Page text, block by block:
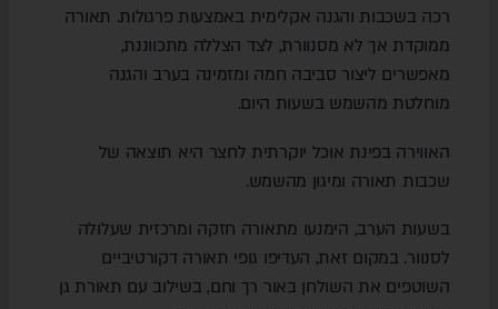
רכה בשכבות והגנה אקלימית באמצעות פרגולות. תאורה
ממוקדת אך לא מסנוורת, לצד הצללה מתכווננת,
מאפשרים ליצור סביבה חמה ומזמינה בערב והגנה
מוחלטת מהשמש בשעות היום.
האווירה בפינת אוכל יוקרתית לחצר היא תוצאה של
שכבות תאורה ומיגון מהשמש.
בשעות הערב, הימנעו מתאורה חזקה ומרכזית שעלולה
לסנוור. במקום זאת, העדיפו גופי תאורה דקורטיביים
השוטפים את השולחן באור רך וחם, בשילוב עם תאורת גן